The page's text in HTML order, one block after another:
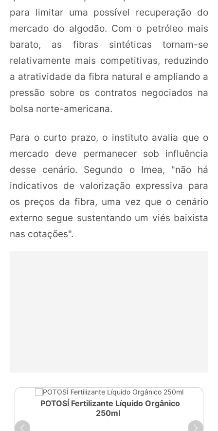
para limitar uma possível recuperação do
mercado do algodão. Com o petróleo mais
barato, as fibras sintéticas tornam-se
relativamente mais competitivas, reduzindo
a atratividade da fibra natural e ampliando a
pressão sobre os contratos negociados na
bolsa norte-americana.
Para o curto prazo, o instituto avalia que o
mercado deve permanecer sob influência
desse cenário. Segundo o Imea, "não há
indicativos de valorização expressiva para
os preços da fibra, uma vez que o cenário
externo segue sustentando um viés baixista
nas cotações".
POTOSÍ Fertilizante Líquido Orgânico
250ml